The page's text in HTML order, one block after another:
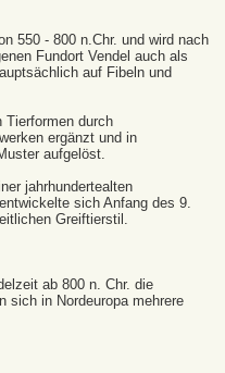
550 - 800 n.Chr. und wird nach
Fundort Vendel auch als
auf Fibeln und
Tierformen durch
ergänzt und in
aufgelöst.
jahrhundertealten
sich Anfang des 9.
Greiftierstil.
ab 800 n. Chr. die
sich in Nordeuropa mehrere